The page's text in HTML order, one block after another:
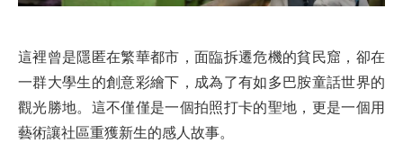
這裡曾是隱匿在繁華都市，面臨拆遷危機的貧民窟，卻在
一群大學生的創意彩繪下，成為了有如多巴胺童話世界的
觀光勝地。這不僅僅是一個拍照打卡的聖地，更是一個用
藝術讓社區重獲新生的感人故事。